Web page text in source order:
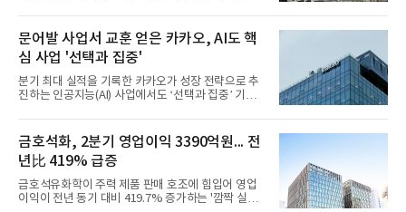
어갔다.롯데케미칼이 2026년 2분기 연결 기준 매출
액 5조6864억원, 영업이익 1101억원을 기록했다고 7
일 밝혔다. 사업별로는 기초화학 부문(롯데케미칼 기
초소재사업·LC타이탄·LC USA·롯데대산석화)이 매
출 3조9403억원, 영업이익 23억원을 기록했다. 정기
보수 영향과 원료 가격 변동에 따른 래깅 효과로 전분
기 대비 수익성은 둔화됐지만 흑자 전환 흐름을 유지
우호적인 환율 효과
문어발 사업서 교훈 얻은 카카오, AI도 핵
심 사업 '선택과 집중'
분기 최대 실적을 기록한 카카오가 성장 전략으로 추
진하는 인공지능(AI) 사업에서도 ‘선택과 집중’ 기조
라 투자에 나서는 것과 달리, 카카오는 ‘카카오톡’이
라는 플랫폼 경쟁력을 활용한 AI 에이전트 서비스에
집중하는 전략이다. 과거 무리한 사업 확장 과정에서
겪었던 시행착오를 되풀이하지 않고 핵심 역량에 집
중하겠다는 취지로 풀이된다.7일 업계에 따르면 카카
오는 올해 2분기 연결 기준 매출 2조985억원, 영업이
익 2770억원을 기록했다. 전년 동기 대비 매출과 영업
금호석화, 2분기 영업이익 3390억원... 전
년比 419% 급증
금호석유화학이 주력 제품 판매 호조에 힘입어 영업
이익이 전년 동기 대비 419.7% 증가하는 '깜짝 실